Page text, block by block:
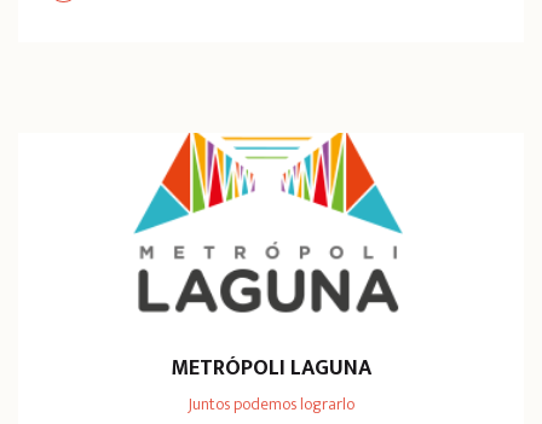
METRÓPOLI LAGUNA
Juntos podemos lograrlo